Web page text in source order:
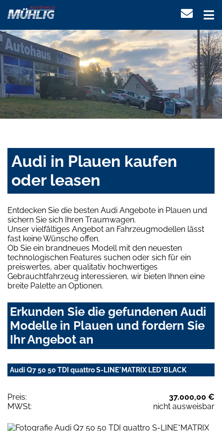
Audi in Plauen kaufen
oder leasen
Entdecken Sie die besten Audi Angebote in Plauen und
sichern Sie sich Ihren Traumwagen.
Unser vielfältiges Angebot an Fahrzeugmodellen lässt
fast keine Wünsche offen.
Ob Sie ein brandneues Modell mit den neuesten
technologischen Features suchen oder sich für ein
preiswertes, aber qualitativ hochwertiges
Gebrauchtfahrzeug interessieren, wir bieten Ihnen eine
breite Palette an Optionen.
Erkunden Sie die gefundenen Audi
Modelle in Plauen und fordern Sie
Ihr Angebot an
Audi Q7 50 50 TDI quattro S-LINE*MATRIX LED*BLACK
Preis:
37.000,00 €
MWSt:
nicht ausweisbar